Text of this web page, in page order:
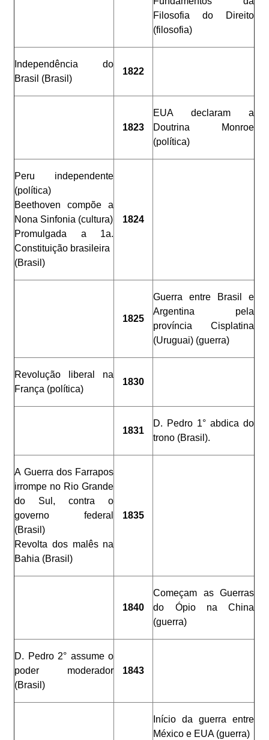
Filosofia do Direito
(filosofia)
Independência do
Brasil (Brasil)
1822
1823
EUA declaram a
Doutrina Monroe
(política)
Peru independente
(política)
Beethoven compõe a
Nona Sinfonia (cultura)
Promulgada a 1a.
Constituição brasileira
(Brasil)
1824
1825
Guerra entre Brasil e
Argentina pela
província Cisplatina
(Uruguai) (guerra)
Revolução liberal na
França (política)
1830
1831
D. Pedro 1° abdica do
trono (Brasil).
A Guerra dos Farrapos
irrompe no Rio Grande
do Sul, contra o
governo federal
(Brasil)
Revolta dos malês na
Bahia (Brasil)
1835
1840
Começam as Guerras
do Ópio na China
(guerra)
D. Pedro 2° assume o
poder moderador
(Brasil)
1843
Início da guerra entre
México e EUA (guerra)